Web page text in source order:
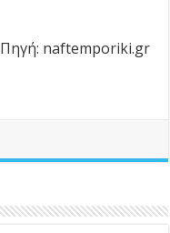
Πηγή: naftemporiki.gr